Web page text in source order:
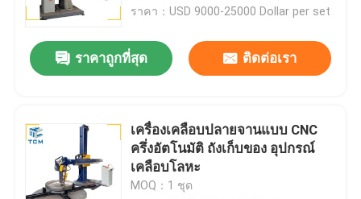
ราคา：USD 9000-25000 Dollar per set
ราคาถูกที่สุด ติดต่อเรา
เครื่องเคลือบปลายจานแบบ CNC
ครึ่งอัตโนมัติ ถังเก็บของ อุปกรณ์
เคลือบโลหะ
MOQ：1 ชุด